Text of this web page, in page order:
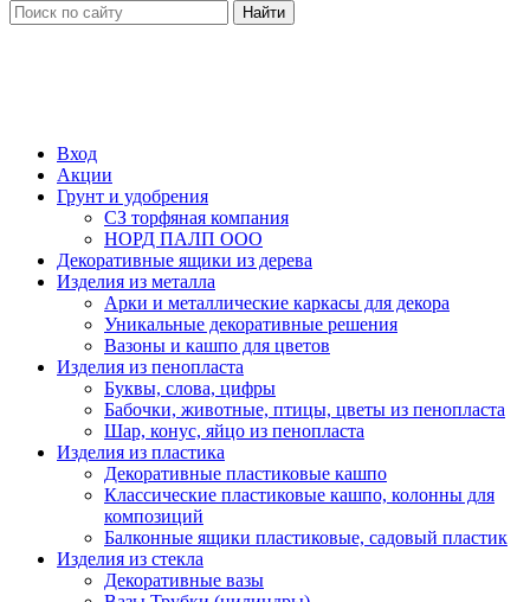
Найти
Вход
Акции
Грунт и удобрения
СЗ торфяная компания
НОРД ПАЛП ООО
Декоративные ящики из дерева
Изделия из металла
Арки и металлические каркасы для декора
Уникальные декоративные решения
Вазоны и кашпо для цветов
Изделия из пенопласта
Буквы, слова, цифры
Бабочки, животные, птицы, цветы из пенопласта
Шар, конус, яйцо из пенопласта
Изделия из пластика
Декоративные пластиковые кашпо
Классические пластиковые кашпо, колонны для
композиций
Балконные ящики пластиковые, садовый пластик
Изделия из стекла
Декоративные вазы